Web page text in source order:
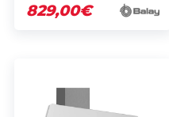
829,00€